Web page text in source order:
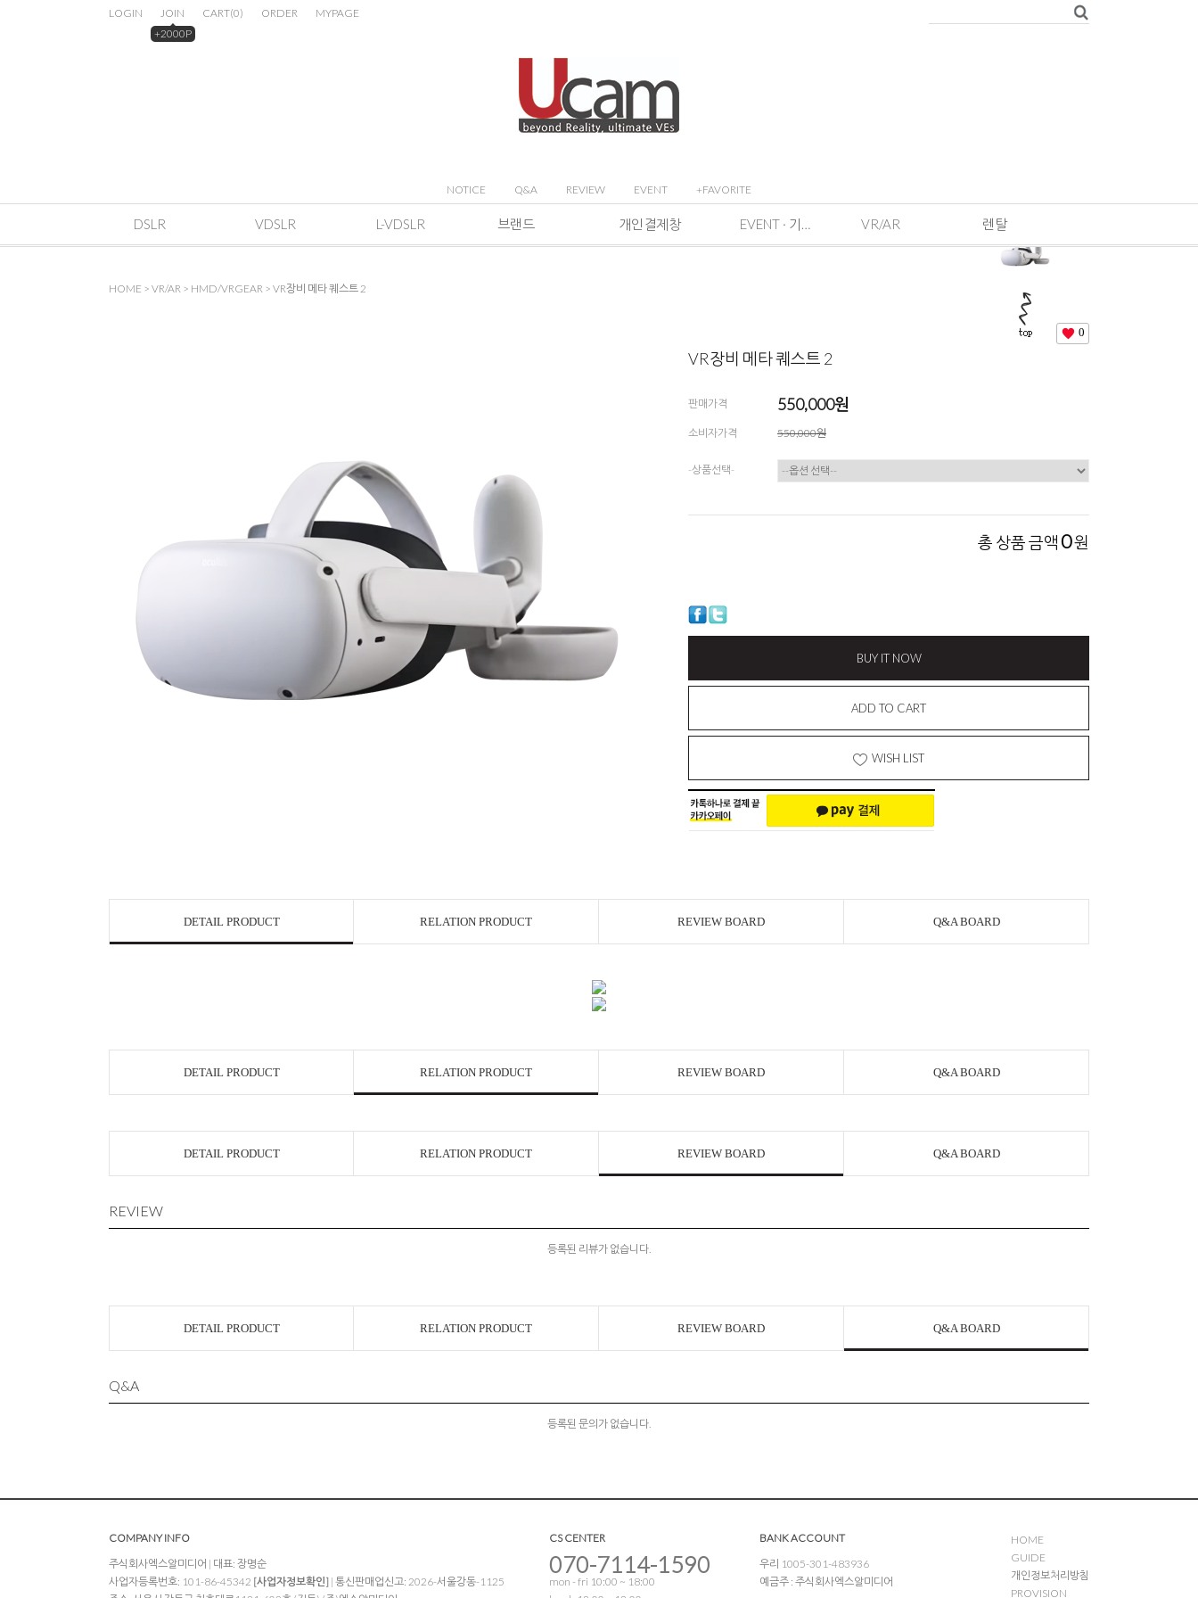
LOGIN
JOIN
+2000P
CART(0) ORDER MYPAGE
NOTICE Q&A REVIEW EVENT +FAVORITE
DSLR VDSLR L-VDSLR 브랜드 개인결제창 EVENT · 기획전 및 이벤트 VR/AR 렌탈
HOME > VR/AR > HMD/VRGEAR > VR장비 메타 퀘스트 2
0
VR장비 메타 퀘스트 2
판매가격 550,000원
소비자가격 550,000원
-상품선택-
총 상품 금액0원
BUY IT NOW
ADD TO CART
WISH LIST
DETAIL PRODUCT RELATION PRODUCT REVIEW BOARD Q&A BOARD
DETAIL PRODUCT RELATION PRODUCT REVIEW BOARD Q&A BOARD
DETAIL PRODUCT RELATION PRODUCT REVIEW BOARD Q&A BOARD
REVIEW
등록된 리뷰가 없습니다.
DETAIL PRODUCT RELATION PRODUCT REVIEW BOARD Q&A BOARD
Q&A
등록된 문의가 없습니다.
COMPANY INFO
주식회사엑스알미디어 | 대표: 장명순
사업자등록번호: 101-86-45342 [사업자정보확인] | 통신판매업신고: 2026-서울강동-1125
CS CENTER
070-7114-1590
mon - fri 10:00 ~ 18:00
BANK ACCOUNT
우리 1005-301-483936
예금주 : 주식회사엑스알미디어
HOME
GUIDE
개인정보처리방침
PROVISION